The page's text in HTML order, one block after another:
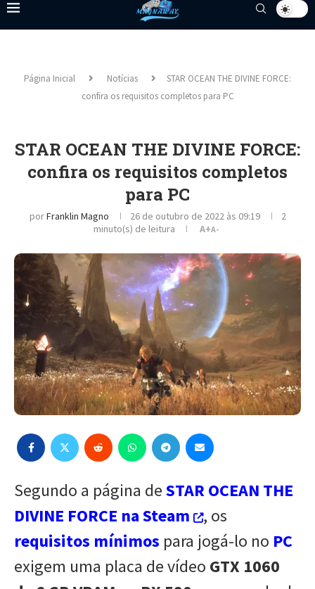
Página Inicial Notícias
STAR OCEAN THE DIVINE FORCE:
confira os requisitos completos para PC
STAR OCEAN THE DIVINE FORCE:
confira os requisitos completos
para PC
porFranklin Magno 26 de outubro de 2022 às 09:19
2
minuto(s) de leitura
A+A-
Segundo a página deSTAR OCEAN THE
DIVINE FORCE na Steam
, os
requisitos mínimos para jogá-lo no PC
exigem uma placa de vídeo GTX 1060